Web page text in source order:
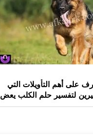
على أهم التأويلات التي
لتفسير حلم الكلب يعض